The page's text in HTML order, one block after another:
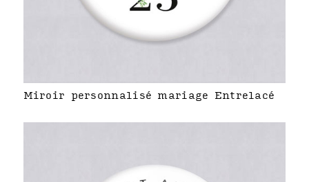
Miroir personnalisé mariage Entrelacé